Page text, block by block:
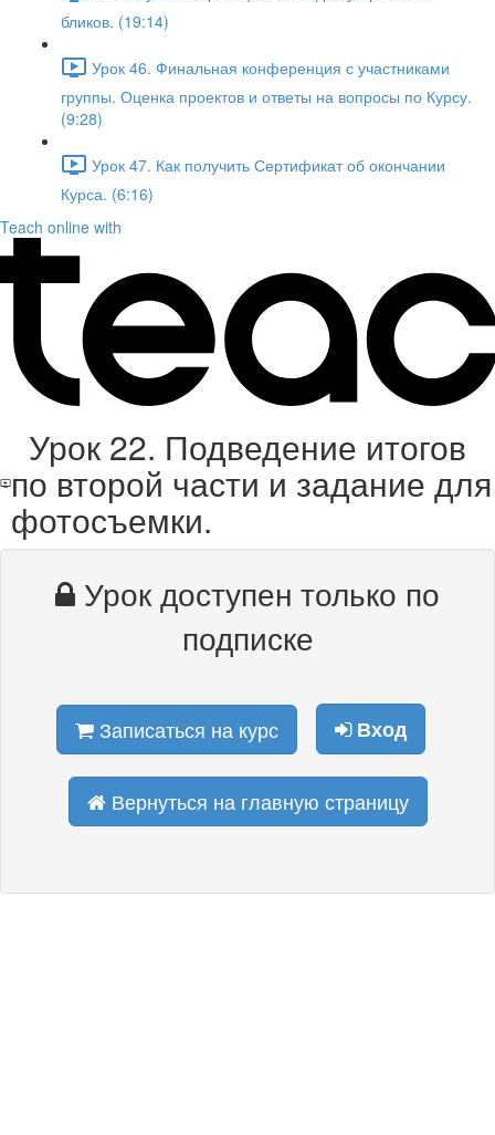
бликов. (19:14)
Урок 46. Финальная конференция с участниками
группы. Оценка проектов и ответы на вопросы по Курсу.
(9:28)
Урок 47. Как получить Сертификат об окончании
Курса. (6:16)
Teach online with
Урок 22. Подведение итогов
по второй части и задание для
фотосъемки.
Урок доступен только по
подписке
Записаться на курс Вход
Вернуться на главную страницу